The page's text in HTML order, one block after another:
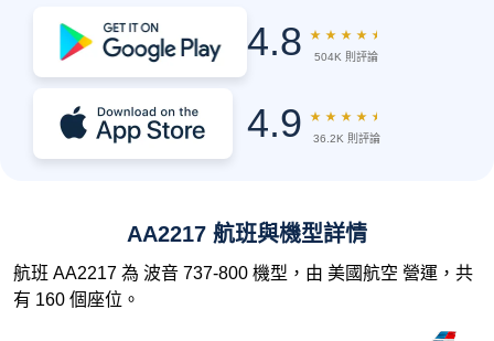
4.8 ★ ★ ★ ★ ★
504K 則評論
4.9 ★ ★ ★ ★ ★
36.2K 則評論
AA2217 航班與機型詳情
航班 AA2217 為 波音 737-800 機型，由 美國航空 營運，共
有 160 個座位。